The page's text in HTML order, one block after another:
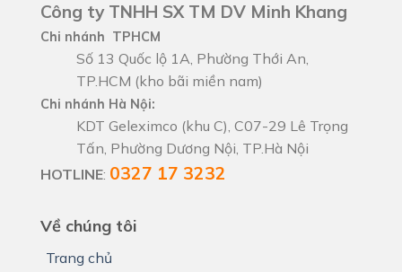
Công ty TNHH SX TM DV Minh Khang
Chi nhánh TPHCM
Số 13 Quốc lộ 1A, Phường Thới An,
TP.HCM (kho bãi miền nam)
Chi nhánh Hà Nội:
KDT Geleximco (khu C), C07-29 Lê Trọng
Tấn, Phường Dương Nội, TP.Hà Nội
HOTLINE: 0327 17 3232
Về chúng tôi
Trang chủ